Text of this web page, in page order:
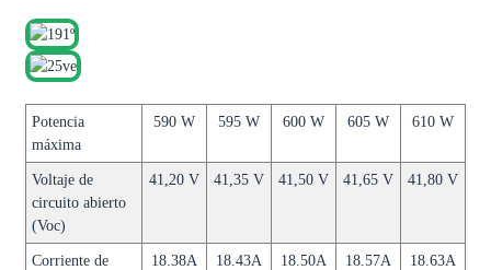
Potencia
máxima
590 W 595 W 600 W 605 W 610 W
Voltaje de
circuito abierto
(Voc)
41,20 V 41,35 V 41,50 V 41,65 V 41,80 V
Corriente de
18.38A 18.43A 18.50A 18.57A 18.63A